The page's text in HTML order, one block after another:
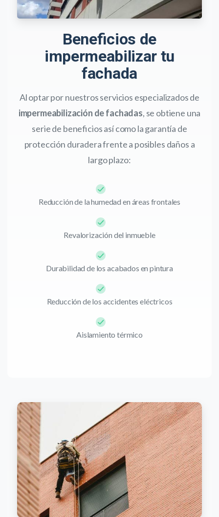
Beneficios de
impermeabilizar tu
fachada
Al optar por nuestros servicios especializados de
impermeabilización de fachadas, se obtiene una
serie de beneficios así como la garantía de
protección duradera frente a posibles daños a
largo plazo:
Reducción de la humedad en áreas frontales
Revalorización del inmueble
Durabilidad de los acabados en pintura
Reducción de los accidentes eléctricos
Aislamiento térmico